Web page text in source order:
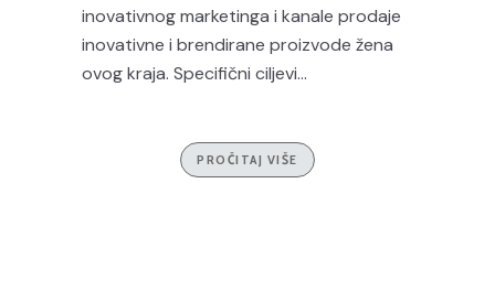
inovativnog marketinga i kanale prodaje
inovativne i brendirane proizvode žena
ovog kraja. Specifični ciljevi...
PROČITAJ VIŠE